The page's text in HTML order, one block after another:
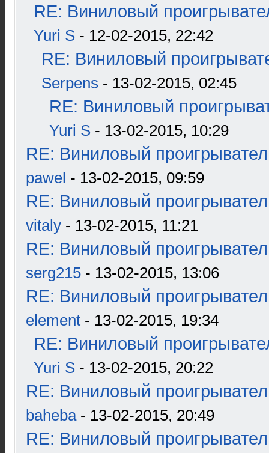
RE: Виниловый
Yuri S - 12-02-2015, 22:42
RE: Виниловый
Serpens - 13-02-2015, 02:45
RE: Виниловый
Yuri S - 13-02-2015, 10:29
RE: Виниловый
pawel - 13-02-2015, 09:59
RE: Виниловый
vitaly - 13-02-2015, 11:21
RE: Виниловый
serg215 - 13-02-2015, 13:06
RE: Виниловый
element - 13-02-2015, 19:34
RE: Виниловый
Yuri S - 13-02-2015, 20:22
RE: Виниловый
baheba- 13-02-2015, 20:49
RE: Виниловый